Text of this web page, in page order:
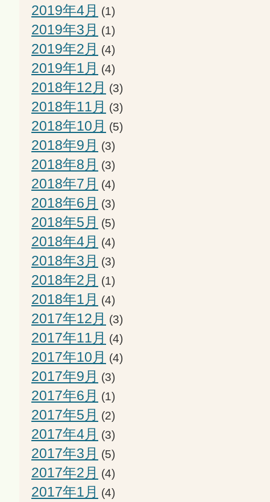
2019年4月 (1)
2019年3月 (1)
2019年2月 (4)
2019年1月 (4)
2018年12月 (3)
2018年11月 (3)
2018年10月 (5)
2018年9月 (3)
2018年8月 (3)
2018年7月 (4)
2018年6月 (3)
2018年5月 (5)
2018年4月 (4)
2018年3月 (3)
2018年2月 (1)
2018年1月 (4)
2017年12月 (3)
2017年11月 (4)
2017年10月 (4)
2017年9月 (3)
2017年6月 (1)
2017年5月 (2)
2017年4月 (3)
2017年3月 (5)
2017年2月 (4)
2017年1月 (4)